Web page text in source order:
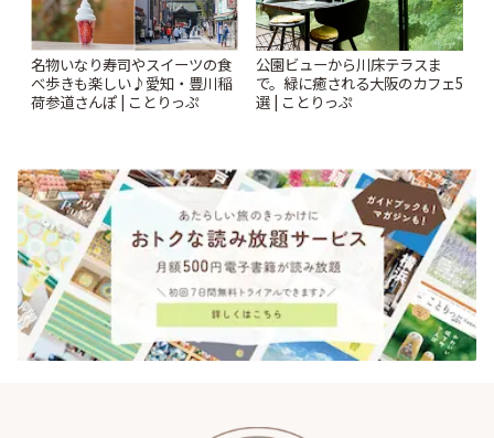
名物いなり寿司やスイーツの食
べ歩きも楽しい♪愛知・豊川稲
荷参道さんぽ | ことりっぷ
公園ビューから川床テラスま
で。緑に癒される大阪のカフェ5
選 | ことりっぷ